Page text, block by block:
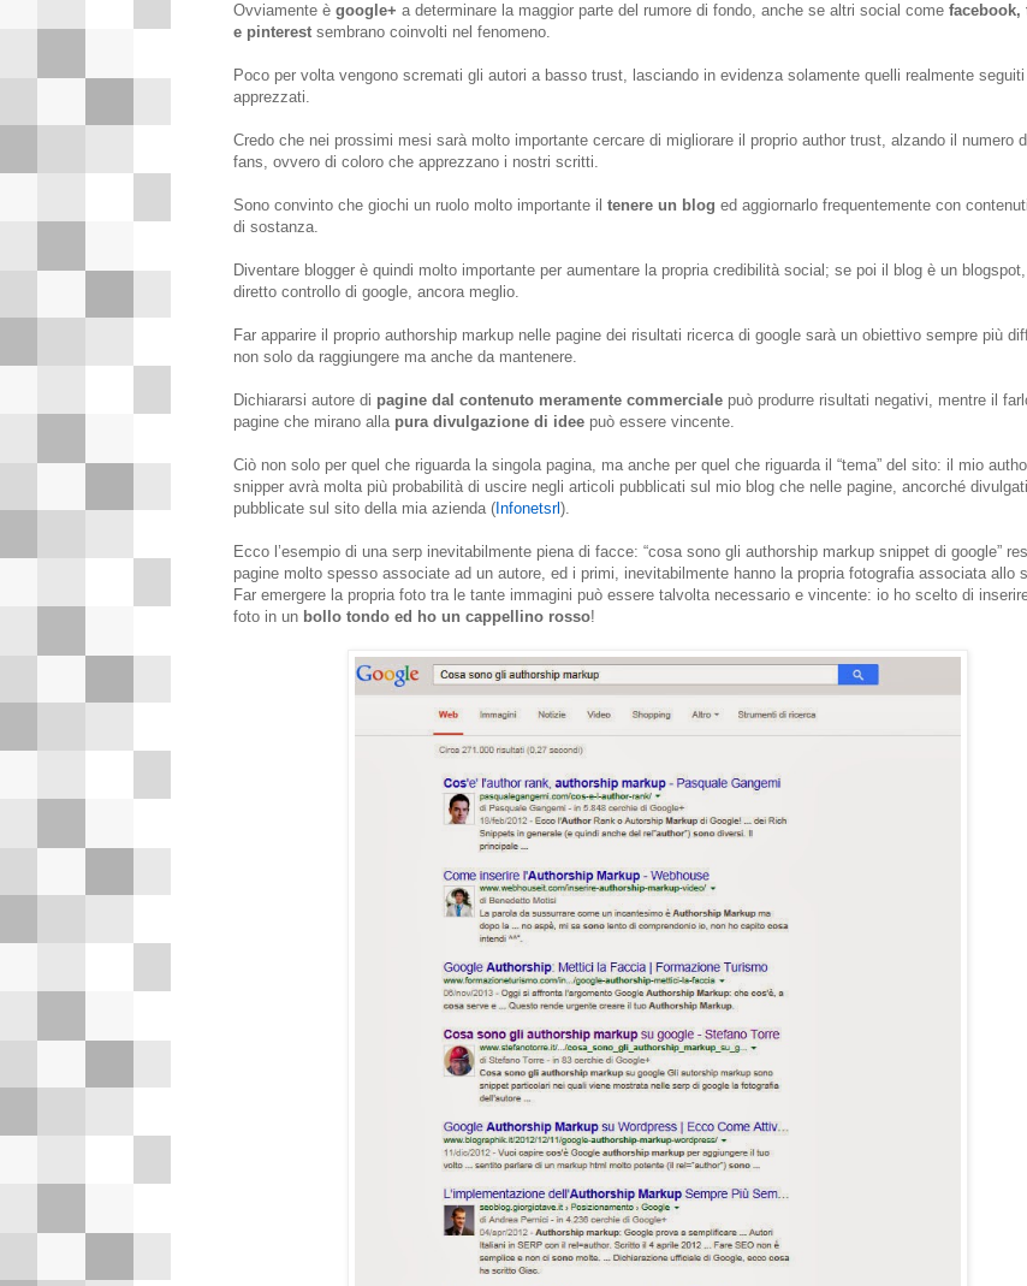
Ovviamente è google+ a determinare la maggior parte del rumore di fondo, anche se altri social come facebook,
e pinterest sembrano coinvolti nel fenomeno.
Poco per volta vengono scremati gli autori a basso trust, lasciando in evidenza solamente quelli realmente seguiti
apprezzati.
Credo che nei prossimi mesi sarà molto importante cercare di migliorare il proprio author trust, alzando il numero
fans, ovvero di coloro che apprezzano i nostri scritti.
Sono convinto che giochi un ruolo molto importante il tenere un blog ed aggiornarlo frequentemente con
di sostanza.
Diventare blogger è quindi molto importante per aumentare la propria credibilità social; se poi il blog è un
diretto controllo di google, ancora meglio.
Far apparire il proprio authorship markup nelle pagine dei risultati ricerca di google sarà un obiettivo sempre più
non solo da raggiungere ma anche da mantenere.
Dichiararsi autore di pagine dal contenuto meramente commerciale può produrre risultati negativi, mentre il
pagine che mirano alla pura divulgazione di idee può essere vincente.
Ciò non solo per quel che riguarda la singola pagina, ma anche per quel che riguarda il “tema” del sito: il mio
snipper avrà molta più probabilità di uscire negli articoli pubblicati sul mio blog che nelle pagine, ancorché
pubblicate sul sito della mia azienda ( Infonetsrl ).
Ecco l’esempio di una serp inevitabilmente piena di facce: “cosa sono gli authorship markup snippet di google”
pagine molto spesso associate ad un autore, ed i primi, inevitabilmente hanno la propria fotografia associata allo
Far emergere la propria foto tra le tante immagini può essere talvolta necessario e vincente: io ho scelto di
foto in un bollo tondo ed ho un cappellino rosso!